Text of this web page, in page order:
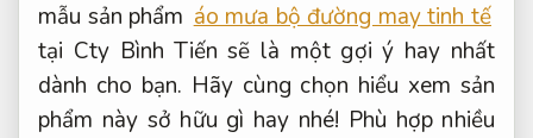
mẫu sản phẩm áo mưa bộ đường may tinh tế
tại Cty Bình Tiến sẽ là một gợi ý hay nhất
dành cho bạn. Hãy cùng chọn hiểu xem sản
phẩm này sở hữu gì hay nhé! Phù hợp nhiều